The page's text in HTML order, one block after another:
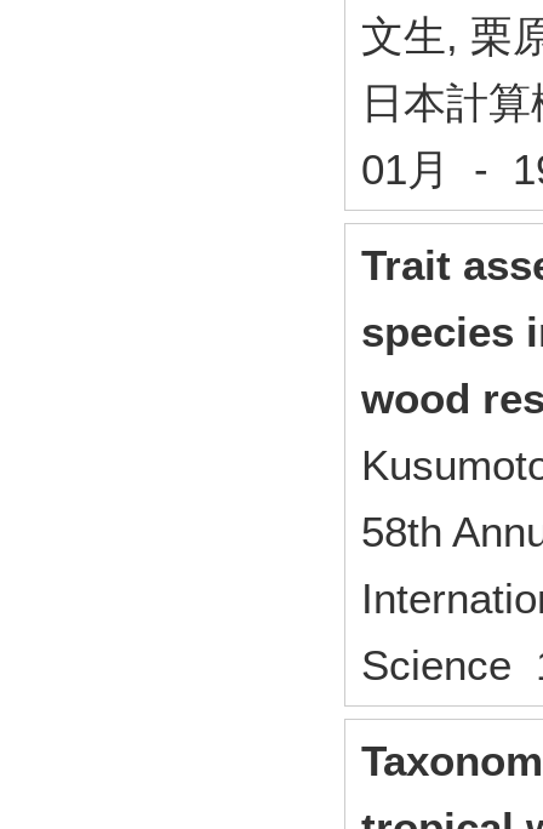
文生, 栗
日本計
01月 -
Trait
species
wood
58th
Science